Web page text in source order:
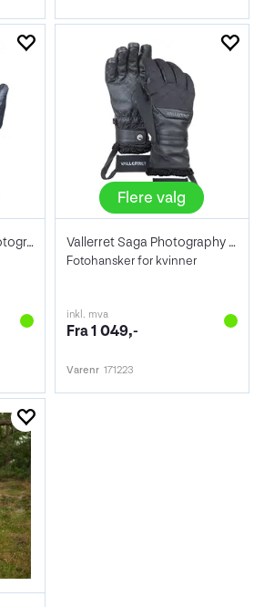
Vallerret Senja Liner Photography Gloves
Flere valg
Vallerret Saga Photography Gloves
Fotohansker for kvinner
inkl. mva
Fra 1 049,-
Varenr 171223